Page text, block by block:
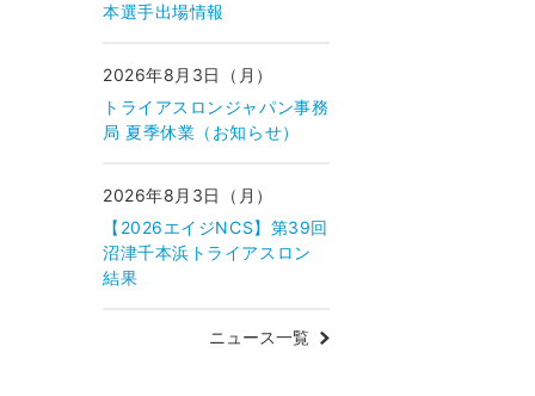
本選手出場情報
2026年8月3日（月）
トライアスロンジャパン事務
局 夏季休業（お知らせ）
2026年8月3日（月）
【2026エイジNCS】第39回
沼津千本浜トライアスロン
結果
ニュース一覧